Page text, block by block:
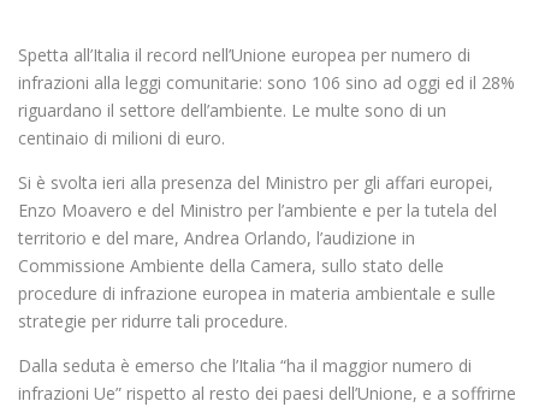
Spetta all’Italia il record nell’Unione europea per numero di
infrazioni alla leggi comunitarie: sono 106 sino ad oggi ed il 28%
riguardano il settore dell’ambiente. Le multe sono di un
centinaio di milioni di euro.
Si è svolta ieri alla presenza del Ministro per gli affari europei,
Enzo Moavero e del Ministro per l’ambiente e per la tutela del
territorio e del mare, Andrea Orlando, l’audizione in
Commissione Ambiente della Camera, sullo stato delle
procedure di infrazione europea in materia ambientale e sulle
strategie per ridurre tali procedure.
Dalla seduta è emerso che l’Italia “ha il maggior numero di
infrazioni Ue” rispetto al resto dei paesi dell’Unione, e a soffrirne